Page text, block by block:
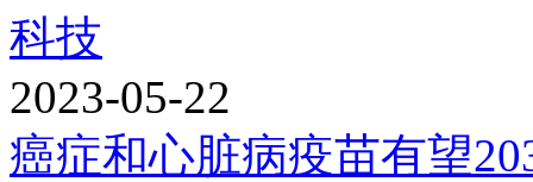
科技
2023-05-22
癌症和心脏病疫苗有望